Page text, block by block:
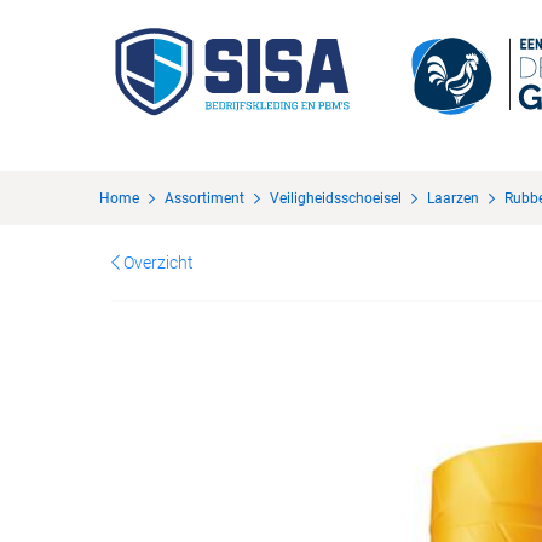
Home Assortiment Veiligheidsschoeisel Laarzen
Overzicht